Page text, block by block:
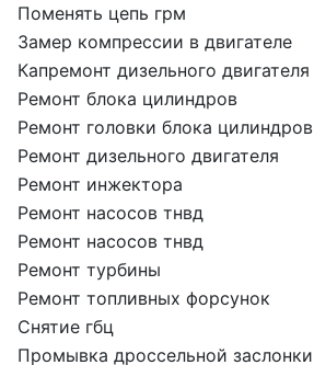
Поменять цепь грм
Замер компрессии в двигателе
Капремонт дизельного двигателя
Ремонт блока цилиндров
Ремонт головки блока цилиндров
Ремонт дизельного двигателя
Ремонт инжектора
Ремонт насосов тнвд
Ремонт насосов тнвд
Ремонт турбины
Ремонт топливных форсунок
Снятие гбц
Промывка дроссельной заслонки